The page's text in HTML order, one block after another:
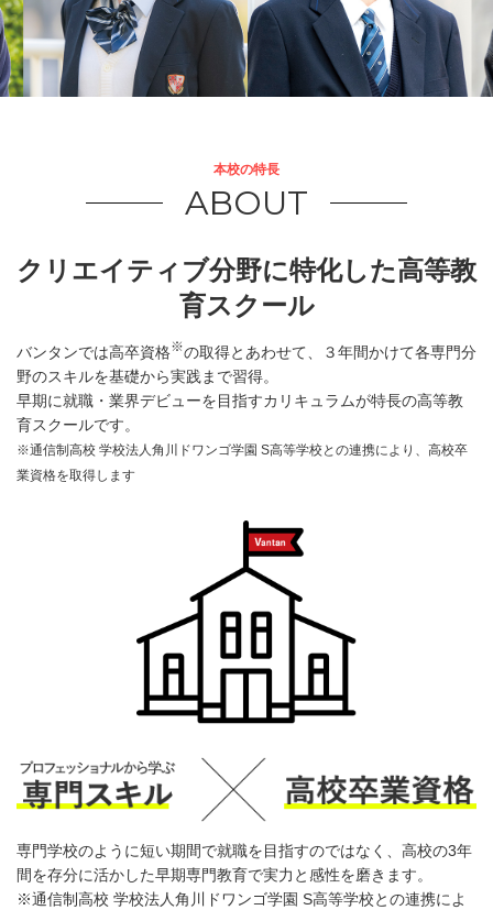
本校の特長
ABOUT
クリエイティブ分野に特化した高等教
育スクール
バンタンでは高卒資格※の取得とあわせて、３年間かけて各専門分
野のスキルを基礎から実践まで習得。
早期に就職・業界デビューを目指すカリキュラムが特長の高等教
育スクールです。
※通信制高校 学校法人角川ドワンゴ学園 S高等学校との連携により、高校卒
業資格を取得します
専門学校のように短い期間で就職を目指すのではなく、高校の3年
間を存分に活かした早期専門教育で実力と感性を磨きます。
※通信制高校 学校法人角川ドワンゴ学園 S高等学校との連携によ